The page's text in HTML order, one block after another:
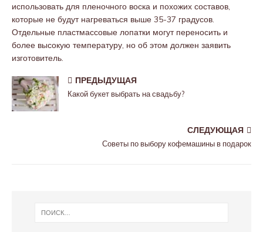
использовать для пленочного воска и похожих составов,
которые не будут нагреваться выше 35-37 градусов.
Отдельные пластмассовые лопатки могут переносить и
более высокую температуру, но об этом должен заявить
изготовитель.
ПРЕДЫДУЩАЯ
Какой букет выбрать на свадьбу?
СЛЕДУЮЩАЯ
Советы по выбору кофемашины в подарок